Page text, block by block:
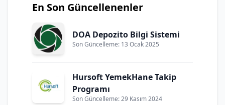
En Son Güncellenenler
DOA Depozito Bilgi Sistemi
Son Güncelleme: 13 Ocak 2025
Hursoft YemekHane Takip
Programı
Son Güncelleme: 29 Kasım 2024